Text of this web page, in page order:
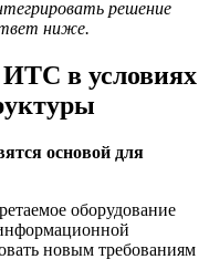
решение
ниже.
в условиях
основой для
оборудование
новым требованиям